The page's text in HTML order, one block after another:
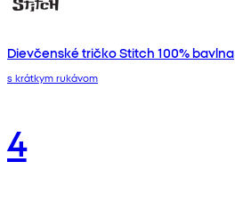
Dievčenské tričko Stitch 100% bavlna
s krátkym rukávom
4